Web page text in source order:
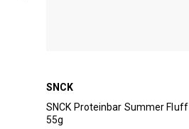
SNCK
SNCK Proteinbar Summer Fluff
55g